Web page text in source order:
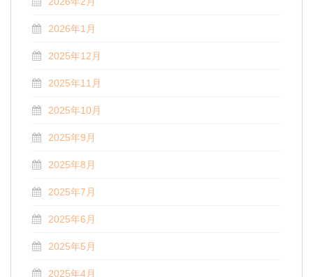
2026年1月
2025年12月
2025年11月
2025年10月
2025年9月
2025年8月
2025年7月
2025年6月
2025年5月
2025年4月